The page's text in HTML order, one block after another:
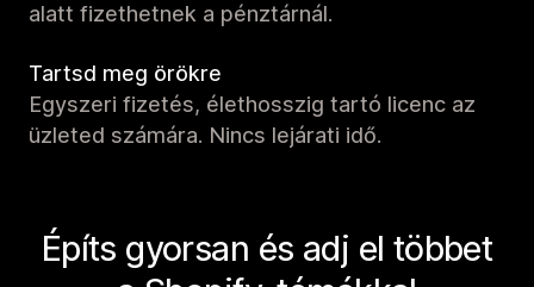
alatt fizethetnek a pénztárnál.
Tartsd meg örökre
Egyszeri fizetés, élethosszig tartó licenc az
üzleted számára. Nincs lejárati idő.
Építs gyorsan és adj el többet